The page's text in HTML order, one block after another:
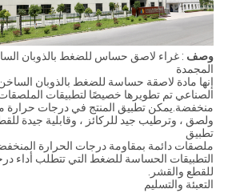
وصف : غراء لاصق حساس للضغط بالذوبان
المجمدة
إنها مادة لاصقة حساسة للضغط بالذوبان
الصناعي تم تطويرها خصيصًا لتطبيقات
منخفضة.يمكن تطبيق المنتج في درجات حرارة
ولصق ، وترطيب جيد للركائز ، وقابلية جيدة
تطبيق
ملصقات دائمة بمقاومة درجات الحرارة
التطبيقات الحساسة للضغط التي تتطلب أداء
للقطع والقشر.
التعبئة والتسليم